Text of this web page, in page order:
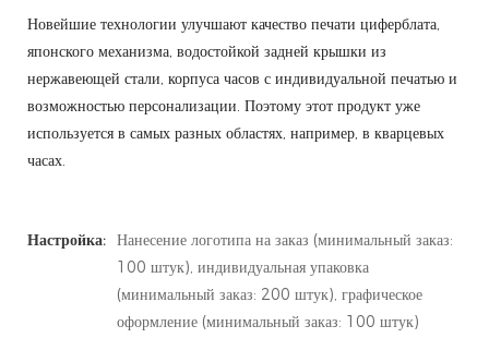
Новейшие технологии улучшают качество печати циферблата,
японского механизма, водостойкой задней крышки из
нержавеющей стали, корпуса часов с индивидуальной печатью и
возможностью персонализации. Поэтому этот продукт уже
используется в самых разных областях, например, в кварцевых
часах.
Настройка: Нанесение логотипа на заказ (минимальный заказ:
100 штук), индивидуальная упаковка
(минимальный заказ: 200 штук), графическое
оформление (минимальный заказ: 100 штук)